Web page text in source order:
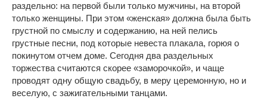
раздельно: на первой были только мужчины, на второй
только женщины. При этом «женская» должна была быть
грустной по смыслу и содержанию, на ней пелись
грустные песни, под которые невеста плакала, горюя о
покинутом отчем доме. Сегодня два раздельных
торжества считаются скорее «заморочкой», и чаще
проводят одну общую свадьбу, в меру церемонную, но и
веселую, с зажигательными танцами.